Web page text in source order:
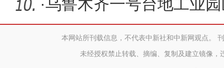
·乌鲁木齐一号台地工业
目一期预
本网站所刊载信息，不代表中新社和中新网观点。
未经授权禁止转载、摘编、复制及建立镜像，